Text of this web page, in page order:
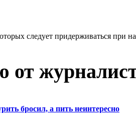
следует придерживаться при
от
бросил, а пить неинтересно